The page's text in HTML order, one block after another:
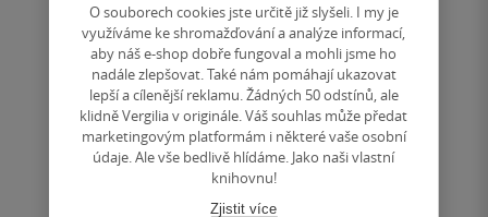
Tobiáš
O souborech cookies jste určitě již slyšeli. I my je
využíváme ke shromažďování a analýze informací,
aby náš e-shop dobře fungoval a mohli jsme ho
nadále zlepšovat. Také nám pomáhají ukazovat
lepší a cílenější reklamu. Žádných 50 odstínů, ale
klidně Vergilia v originále. Váš souhlas může předat
marketingovým platformám i některé vaše osobní
údaje. Ale vše bedlivě hlídáme. Jako naši vlastní
knihovnu!
Zjistit více